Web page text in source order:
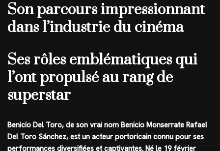
Son parcours impressionnant
dans l’industrie du cinéma
Ses rôles emblématiques qui
l’ont propulsé au rang de
superstar
Benicio Del Toro, de son vrai nom Benicio Monserrate Rafael
Del Toro Sánchez, est un acteur portoricain connu pour ses
performances diversifiées et captivantes. Né le 19 février